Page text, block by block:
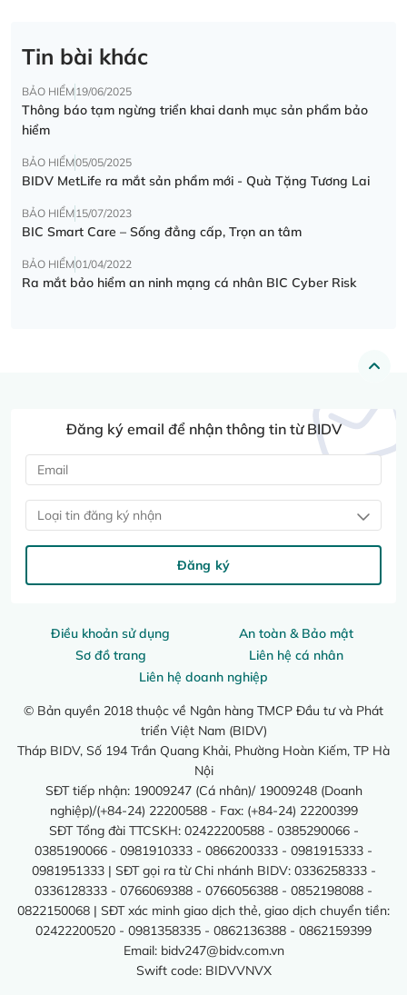
Tin bài khác
BẢO HIỂM19/06/2025
Thông báo tạm ngừng triển khai danh mục sản phẩm bảo
hiểm
BẢO HIỂM05/05/2025
BIDV MetLife ra mắt sản phẩm mới - Quà Tặng Tương Lai
BẢO HIỂM15/07/2023
BIC Smart Care – Sống đẳng cấp, Trọn an tâm
BẢO HIỂM01/04/2022
Ra mắt bảo hiểm an ninh mạng cá nhân BIC Cyber Risk
Điều khoản sử dụng
An toàn & Bảo mật
Sơ đồ trang
Liên hệ cá nhân
Liên hệ doanh nghiệp
© Bản quyền 2018 thuộc về Ngân hàng TMCP Đầu tư và Phát
triển Việt Nam (BIDV)
Tháp BIDV, Số 194 Trần Quang Khải, Phường Hoàn Kiếm, TP Hà
Nội
SĐT tiếp nhận: 19009247 (Cá nhân)/ 19009248 (Doanh
nghiệp)/(+84-24) 22200588 - Fax: (+84-24) 22200399
SĐT Tổng đài TTCSKH: 02422200588 - 0385290066 -
0385190066 - 0981910333 - 0866200333 - 0981915333 -
0981951333 | SĐT gọi ra từ Chi nhánh BIDV: 0336258333 -
0336128333 - 0766069388 - 0766056388 - 0852198088 -
0822150068 | SĐT xác minh giao dịch thẻ, giao dịch chuyển tiền:
02422200520 - 0981358335 - 0862136388 - 0862159399
Email: bidv247@bidv.com.vn
Swift code: BIDVVNVX
Đăng ký email để nhận thông tin từ BIDV
Loại tin đăng ký nhận
Đăng ký